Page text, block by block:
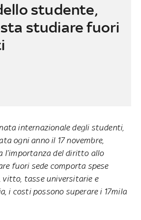
studente,
studiare fuori
internazionale degli studenti,
ogni anno il 17 novembre,
l’importanza del diritto allo
fuori sede comporta spese
tasse universitarie e
i costi possono superare i 17mila